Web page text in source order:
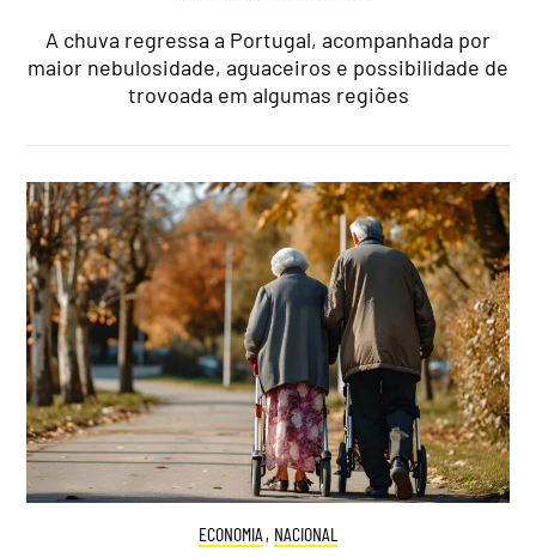
A chuva regressa a Portugal, acompanhada por
maior nebulosidade, aguaceiros e possibilidade de
trovoada em algumas regiões
ECONOMIA , NACIONAL